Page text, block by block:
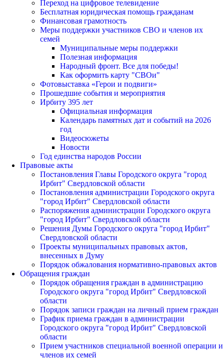
Переход на цифровое телевидение
Бесплатная юридическая помощь гражданам
Финансовая грамотность
Меры поддержки участников СВО и членов их
семей
Муниципальные меры поддержки
Полезная информация
Народный фронт. Все для победы!
Как оформить карту "СВОи"
Фотовыставка «Герои и подвиги»
Прошедшие события и мероприятия
Ирбиту 395 лет
Официальная информация
Календарь памятных дат и событий на 2026
год
Видеосюжеты
Новости
Год единства народов России
Правовые акты
Постановления Главы Городского округа "город
Ирбит" Свердловской области
Постановления администрации Городского округа
"город Ирбит" Свердловской области
Распоряжения администрации Городского округа
"город Ирбит" Свердловской области
Решения Думы Городского округа "город Ирбит"
Свердловской области
Проекты муниципальных правовых актов,
внесенных в Думу
Порядок обжалования нормативно-правовых актов
Обращения граждан
Порядок обращения граждан в администрацию
Городского округа "город Ирбит" Свердловской
области
Порядок записи граждан на личный прием граждан
График приема граждан в администрации
Городского округа "город Ирбит" Свердловской
области
Прием участников специальной военной операции и
членов их семей